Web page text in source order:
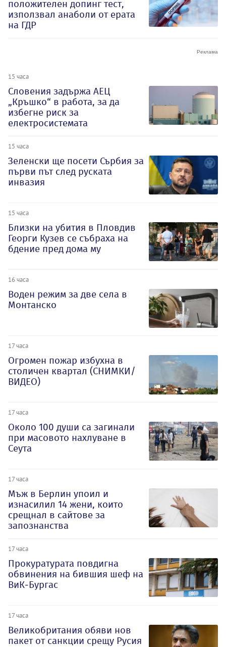
положителен допинг тест,
използвал анаболи от ерата
на ГДР
15 часа
Словения задържа АЕЦ
„Кръшко“ в работа, за да
избегне риск за
електросистемата
15 часа
Зеленски ще посети Сърбия за
първи път след руската
инвазия
15 часа
Близки на убития в Пловдив
Георги Кузев се събраха на
бдение пред дома му
16 часа
Воден режим за две села в
Монтанско
17 часа
Огромен пожар избухна в
столичен квартал (СНИМКИ/
ВИДЕО)
17 часа
Около 100 души са загинали
при масовото нахлуване в
Сеута
17 часа
Мъж в Берлин упоил и
изнасилил 14 жени, които
срещнал в сайтове за
запознанства
17 часа
Прокуратурата повдигна
обвинения на бившия шеф на
ВиК-Бургас
17 часа
Великобритания обяви нов
пакет от санкции срещу Русия